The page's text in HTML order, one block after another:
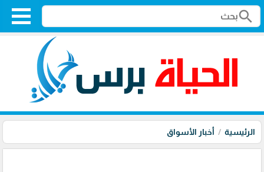
search
الرئيسية أخبار الأسواق